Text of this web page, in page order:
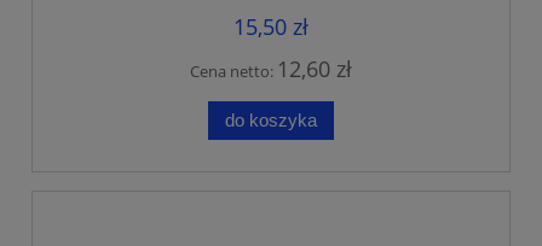
15,50 zł
Cena netto: 12,60 zł
do koszyka